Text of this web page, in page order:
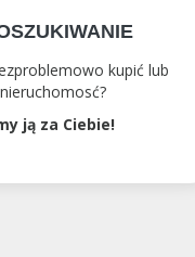
kupić lub
ją za Ciebie!